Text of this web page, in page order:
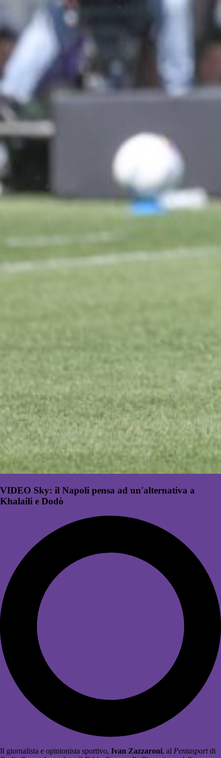
VIDEO Sky: il Napoli pensa ad un'alternativa a
Khalaili e Dodò
Il giornalista e opinionista sportivo, Ivan Zazzaroni, al Pentasportdi